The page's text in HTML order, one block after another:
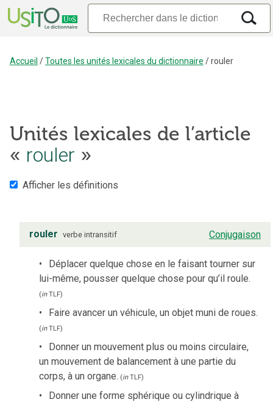
Accueil /Toutes les unités lexicales du dictionnaire /rouler
Unités lexicales de l’article
« rouler »
Afficher les définitions
rouler verbe intransitif Conjugaison
Déplacer quelque chose en le faisant tourner sur
lui-même, pousser quelque chose pour qu’il roule.
(inTLF)
Faire avancer un véhicule, un objet muni de roues.
(inTLF)
Donner un mouvement plus ou moins circulaire,
un mouvement de balancement à une partie du
corps, à un organe. (inTLF)
Donner une forme sphérique ou cylindrique à